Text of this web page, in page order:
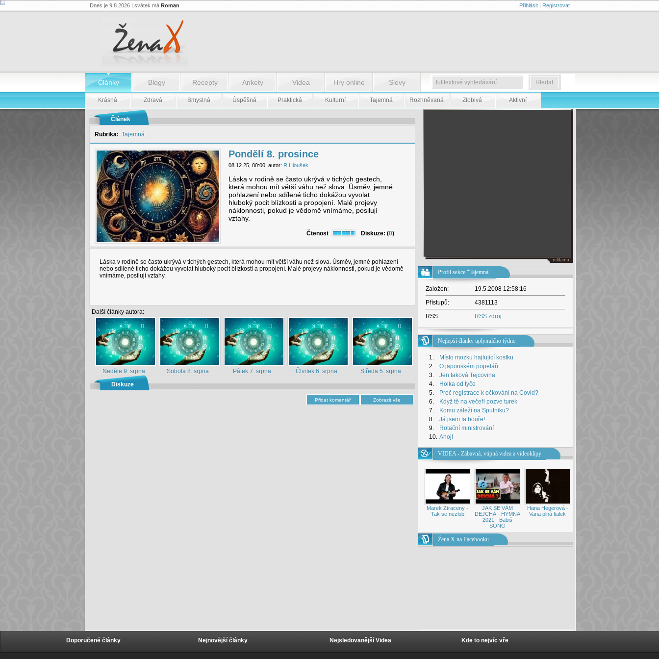
Pondělí
Dnes je 9.8.2026 | svátek má Roman Přihlásit| Registrovat
Články Blogy Recepty Ankety Videa Hry online Slevy
Krásná Zdravá Smyslná Úspěšná Praktická Kulturní Tajemná Rozhněvaná Zlobivá Aktivní
Článek
Rubrika: Tajemná
Pondělí 8. prosince
08.12.25, 00:00, autor: R.Hloušek
Láska v rodině se často ukrývá v tichých gestech,
která mohou mít větší váhu než slova. Úsměv, jemné
pohlazení nebo sdílené ticho dokážou vyvolat
hluboký pocit blízkosti a propojení. Malé projevy
náklonnosti, pokud je vědomě vnímáme, posilují
vztahy.
Čtenost Diskuze: (0)
Láska v rodině se často ukrývá v tichých gestech, která mohou mít větší váhu než slova. Úsměv, jemné pohlazení
nebo sdílené ticho dokážou vyvolat hluboký pocit blízkosti a propojení. Malé projevy náklonnosti, pokud je vědomě
vnímáme, posilují vztahy.
Další články autora:
Neděle 9. srpna Sobota 8. srpna Pátek 7. srpna Čtvrtek 6. srpna
Středa 5. srpna
Diskuze
Profil sekce "Tajemná"
Založen:
19.5.2008 12:58:16
Přístupů:
4381113
RSS:
RSS zdroj
Nejlepší články uplynulého týdne
1.
Místo mozku hajlující kostku
2.
O japonském popeláři
3.
Jen taková Tejcovina
4.
Holka od tyče
5.
Proč registrace k očkování na Covid?
6.
Když tě na večeři pozve turek
7.
Komu záleží na Sputniku?
8.
Já jsem ta bouře!
9.
Rotační ministrování
10. Ahoj!
VIDEA - Zábavná, vtipná videa a videoklipy
Hana Hegerová -
Vana plná fialek
JAK SE VÁM
DEJCHÁ - HYMNA
2021 - Babiš
SONG
Marek Ztraceny -
Tak se nezlob
Žena X na Facebooku
Doporučené články Nejnovější články Nejsledovanější Videa Kde to nejvíc vře